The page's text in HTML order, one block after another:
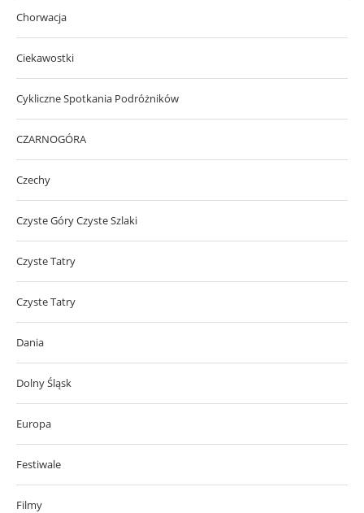
Chorwacja
Ciekawostki
Cykliczne Spotkania Podróżników
CZARNOGÓRA
Czechy
Czyste Góry Czyste Szlaki
Czyste Tatry
Czyste Tatry
Dania
Dolny Śląsk
Europa
Festiwale
Filmy